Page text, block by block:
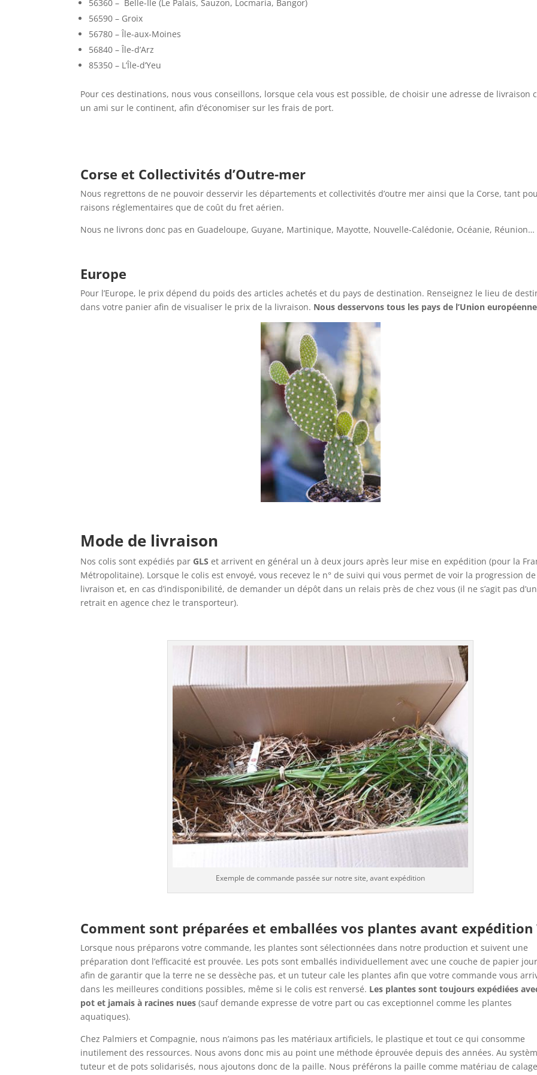
56360 – Belle-Île (Le Palais, Sauzon, Locmaria, Bangor)
56590 – Groix
56780 – Île-aux-Moines
56840 – Île-d’Arz
85350 – L’Île-d’Yeu
Pour ces destinations, nous vous conseillons, lorsque cela vous est possible, de choisir une adresse de livraison
un ami sur le continent, afin d’économiser sur les frais de port.
Corse et Collectivités d’Outre-mer
Nous regrettons de ne pouvoir desservir les départements et collectivités d’outre mer ainsi que la Corse, tant
raisons réglementaires que de coût du fret aérien.
Nous ne livrons donc pas en Guadeloupe, Guyane, Martinique, Mayotte, Nouvelle-Calédonie, Océanie, Réunion…
Europe
Pour l’Europe, le prix dépend du poids des articles achetés et du pays de destination. Renseignez le lieu de
dans votre panier afin de visualiser le prix de la livraison. Nous desservons tous les pays de l’Union
Mode de livraison
Nos colis sont expédiés par GLS et arrivent en général un à deux jours après leur mise en expédition (pour la
Métropolitaine). Lorsque le colis est envoyé, vous recevez le n° de suivi qui vous permet de voir la progression
livraison et, en cas d’indisponibilité, de demander un dépôt dans un relais près de chez vous (il ne s’agit pas d’un
retrait en agence chez le transporteur).
Exemple de commande passée sur notre site, avant expédition
Comment sont préparées et emballées vos plantes avant expédition
Lorsque nous préparons votre commande, les plantes sont sélectionnées dans notre production et suivent une
préparation dont l’efficacité est prouvée. Les pots sont emballés individuellement avec une couche de papier
afin de garantir que la terre ne se dessèche pas, et un tuteur cale les plantes afin que votre commande vous
dans les meilleures conditions possibles, même si le colis est renversé. Les plantes sont toujours expédiées
pot et jamais à racines nues (sauf demande expresse de votre part ou cas exceptionnel comme les plantes
aquatiques).
Chez Palmiers et Compagnie, nous n’aimons pas les matériaux artificiels, le plastique et tout ce qui consomme
inutilement des ressources. Nous avons donc mis au point une méthode éprouvée depuis des années. Au
tuteur et de pots solidarisés, nous ajoutons donc de la paille. Nous préférons la paille comme matériau de